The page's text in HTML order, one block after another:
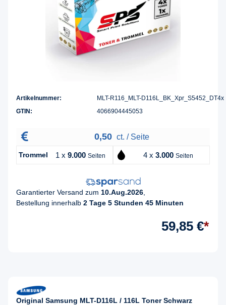
Artikelnummer:
MLT-R116_MLT-D116L_BK_Xpr_S5452_DT4x
GTIN:
4066904445053
0,50 ct. / Seite
Trommel 1 x 9.000 Seiten 4 x 3.000 Seiten
Garantierter Versand zum 10.Aug.2026
Bestellung innerhalb 2 Tage 5 Stunden 45 Minuten
59,85 €*
Original Samsung MLT-D116L / 116L Toner Schwarz